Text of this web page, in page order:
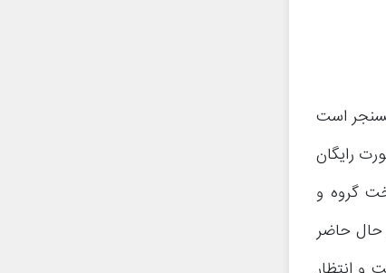
مسنجر است
رایگان
گروه و
حال حاضر